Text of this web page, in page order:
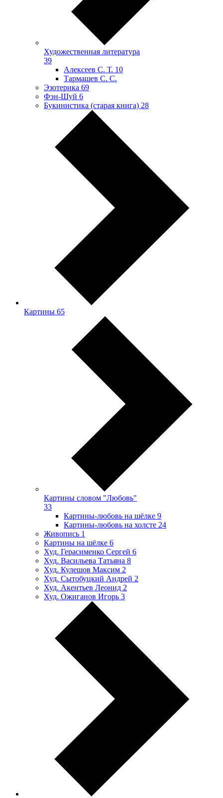
Художественная литература
39
Алексеев С. Т. 10
Тармашев С. С.
Эзотерика 69
Фэн-Шуй 6
Букинистика (старая книга) 28
Картины 65
Картины словом "Любовь"
33
Картины-любовь на шёлке 9
Картины-любовь на холсте 24
Живопись 1
Картины на шёлке 6
Худ. Герасименко Сергей 6
Худ. Васильева Татьяна 8
Худ. Кулешов Максим 2
Худ. Сытобуцкий Андрей 2
Худ. Акентьев Леонид 2
Худ. Ожиганов Игорь 3